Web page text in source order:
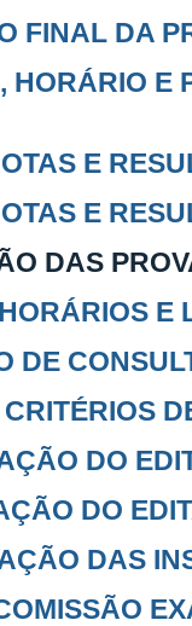
FINAL DA
HORÁRIO E
E
E
DAS
E
DE
DO
DO
DAS